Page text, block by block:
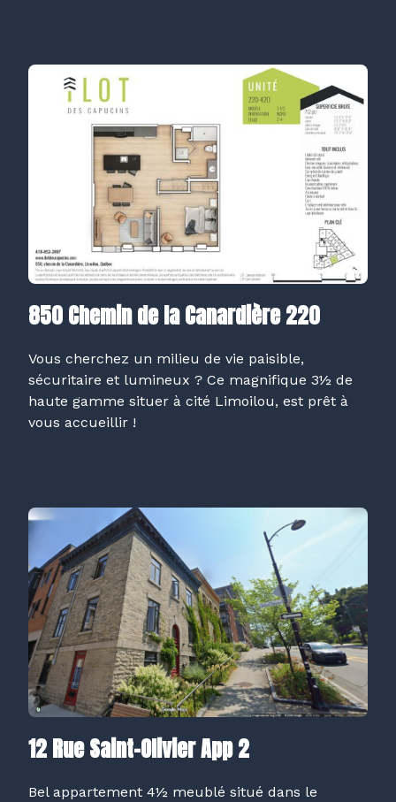
850 Chemin de la Canardière 220
Vous cherchez un milieu de vie paisible,
sécuritaire et lumineux ? Ce magnifique 3½ de
haute gamme situer à cité Limoilou, est prêt à
vous accueillir !
12 Rue Saint-Olivier App 2
Bel appartement 4½ meublé situé dans le